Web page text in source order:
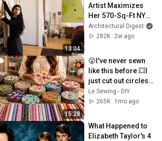
13:04
Artist Maximizes
Her 570-Sq-Ft NYC
Apartment |
Architectural Digest
Architectural Digest
282K
2w ago
15:28
😮I've never sewn
like this before 💥I
just cut out circles
from scraps of
fabric and sewed
Le Sewing - DIY
265K
1mo ago
What Happened to
Elizabeth Taylor's 4